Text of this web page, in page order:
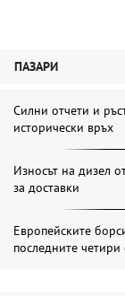
ПАЗАРИ
Силни отчети и
исторически връх
Износът на дизел
за доставки
Европейските
последните четири